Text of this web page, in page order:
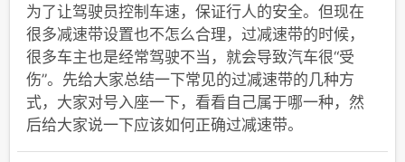
为了让驾驶员控制车速，保证行人的安全。但现在
很多减速带设置也不怎么合理，过减速带的时候，
很多车主也是经常驾驶不当，就会导致汽车很“受
伤”。先给大家总结一下常见的过减速带的几种方
式，大家对号入座一下，看看自己属于哪一种，然
后给大家说一下应该如何正确过减速带。